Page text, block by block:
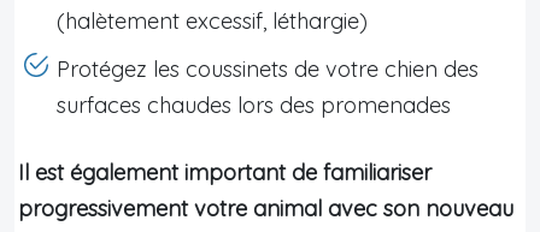
(halètement excessif, léthargie)
Protégez les coussinets de votre chien des
surfaces chaudes lors des promenades
Il est également important de familiariser
progressivement votre animal avec son nouveau